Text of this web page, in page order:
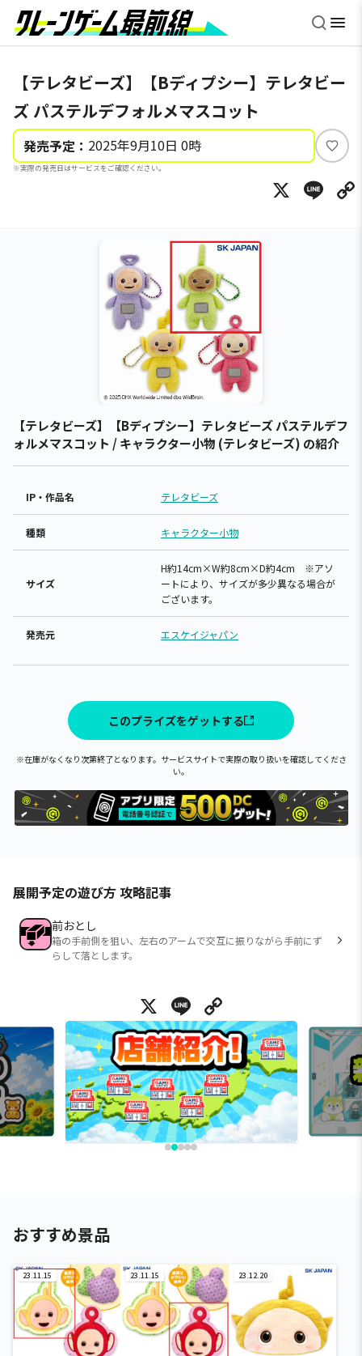
【テレタビーズ】【Bディプシー】テレタビー
ズ パステルデフォルメマスコット
発売予定： 2025年9月10日 0時
※実際の発売日はサービスをご確認ください。
い
ね
X
【テレタビーズ】【Bディプシー】テレタビーズ パステルデフ
ォルメマスコット / キャラクター小物 (テレタビーズ) の紹介
IP・作品名 テレタビーズ
種類 キャラクター小物
サイズ
H約14cm×W約8cm×D約4cm ※アソ
ートにより、サイズが多少異なる場合が
ございます。
発売元 エスケイジャパン
このプライズをゲットする
※在庫がなくなり次第終了となります。サービスサイトで実際の取り扱いを確認してくださ
い。
展開予定の遊び方 攻略記事
前おとし
箱の手前側を狙い、左右のアームで交互に振りながら手前にず
らして落とします。
X Line
おすすめ景品
23.11.15 23.11.15 23.12.20